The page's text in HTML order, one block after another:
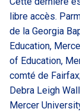
libre accès.
de la Georgia
Education,
of Education,
comté de
Debra Leigh
Mercer